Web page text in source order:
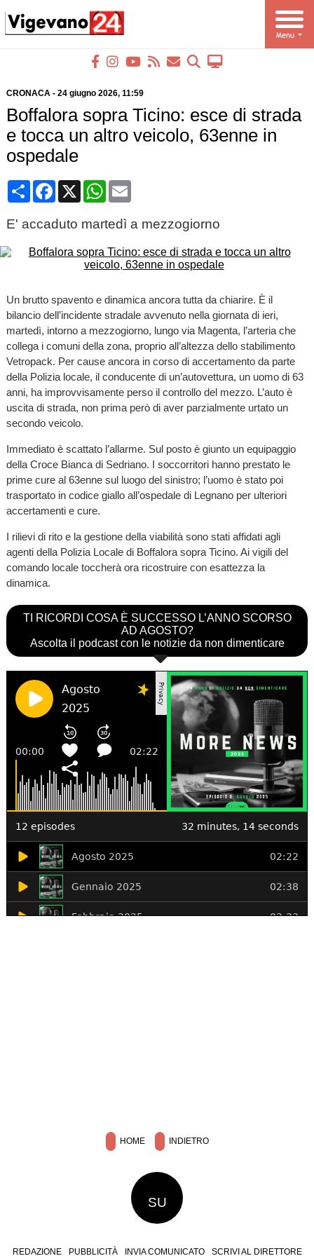
CRONACA- 24 giugno 2026, 11:59
Boffalora sopra Ticino: esce di strada
e tocca un altro veicolo, 63enne in
ospedale
CondividiFacebook
X WhatsApp
Email
E' accaduto martedì a mezzogiorno
Un brutto spavento e dinamica ancora tutta da chiarire. È il
bilancio dell’incidente stradale avvenuto nella giornata di ieri,
martedì, intorno a mezzogiorno, lungo via Magenta, l’arteria che
collega i comuni della zona, proprio all’altezza dello stabilimento
Vetropack. Per cause ancora in corso di accertamento da parte
della Polizia locale, il conducente di un’autovettura, un uomo di 63
anni, ha improvvisamente perso il controllo del mezzo. L’auto è
uscita di strada, non prima però di aver parzialmente urtato un
secondo veicolo.
Immediato è scattato l’allarme. Sul posto è giunto un equipaggio
della Croce Bianca di Sedriano. I soccorritori hanno prestato le
prime cure al 63enne sul luogo del sinistro; l’uomo è stato poi
trasportato in codice giallo all’ospedale di Legnano per ulteriori
accertamenti e cure.
I rilievi di rito e la gestione della viabilità sono stati affidati agli
agenti della Polizia Locale di Boffalora sopra Ticino. Ai vigili del
comando locale toccherà ora ricostruire con esattezza la
dinamica.
TI RICORDI COSA È SUCCESSO L’ANNO SCORSO
AD AGOSTO?
Ascolta il podcast con le notizie da non dimenticare
HOME INDIETRO
SU
REDAZIONE PUBBLICITÀ INVIA COMUNICATO SCRIVI AL DIRETTORE